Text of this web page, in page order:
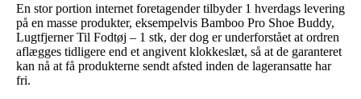
En stor portion internet foretagender tilbyder 1 hverdags levering
på en masse produkter, eksempelvis Bamboo Pro Shoe Buddy,
Lugtfjerner Til Fodtøj – 1 stk, der dog er underforstået at ordren
aflægges tidligere end et angivent klokkeslæt, så at de garanteret
kan nå at få produkterne sendt afsted inden de lageransatte har
fri.